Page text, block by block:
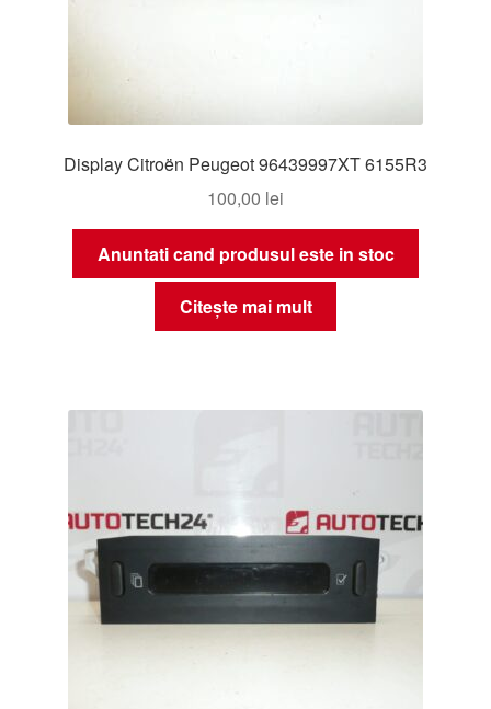
Display Citroën Peugeot 96439997XT 6155R3
100,00 lei
Anuntati cand produsul este in stoc
Citește mai mult